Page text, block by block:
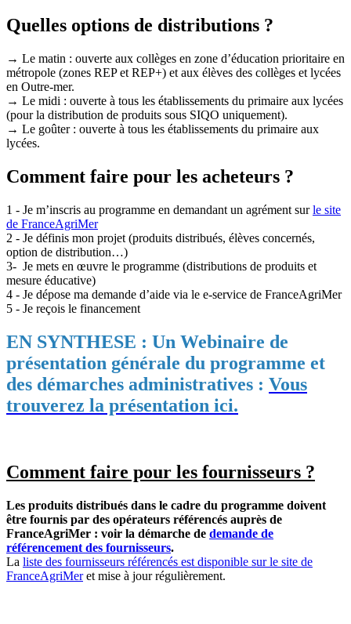
Quelles options de distributions ?
→ Le matin : ouverte aux collèges en zone d’éducation prioritaire en
métropole (zones REP et REP+) et aux élèves des collèges et lycées
en Outre-mer.
→ Le midi : ouverte à tous les établissements du primaire aux lycées
(pour la distribution de produits sous SIQO uniquement).
→ Le goûter : ouverte à tous les établissements du primaire aux
lycées.
Comment faire pour les acheteurs ?
1 - Je m’inscris au programme en demandant un agrément surle site
de FranceAgriMer
2 - Je définis mon projet (produits distribués, élèves concernés,
option de distribution…)
3- Je mets en œuvre le programme (distributions de produits et
mesure éducative)
4 - Je dépose ma demande d’aide via le e-service de FranceAgriMer
5 - Je reçois le financement
EN SYNTHESE : Un Webinaire de
présentation générale du programme et
des démarches administratives : Vous
trouverez la présentation ici.
Comment faire pour les fournisseurs ?
Les produits distribués dans le cadre du programme doivent
être fournis par des opérateurs référencés auprès de
FranceAgriMer : voir la démarche de demande de
référencement des fournisseurs.
La liste des fournisseurs référencés est disponible sur le site de
FranceAgriMeret mise à jour régulièrement.